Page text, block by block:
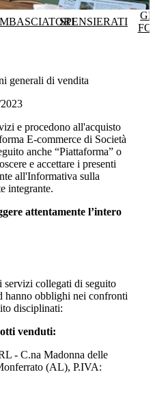
SPENSIERATI
generali di vendita
e procedono all'acquisto
E-commerce di Società
anche “Piattaforma” o
e accettare i presenti
all'Informativa sulla
integrante.
attentamente l’intero
servizi collegati di seguito
hanno obblighi nei confronti
disciplinati:
venduti:
- C.na Madonna delle
(AL), P.IVA: